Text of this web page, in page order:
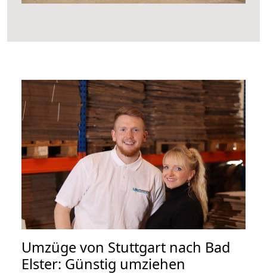
Umzüge von Stuttgart nach Bad
Elster: Günstig umziehen